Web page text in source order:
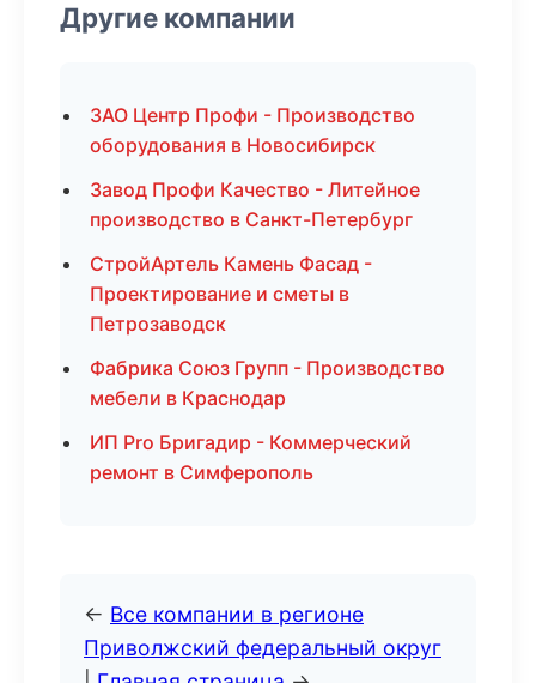
Другие компании
ЗАО Центр Профи - Производство
оборудования в Новосибирск
Завод Профи Качество - Литейное
производство в Санкт-Петербург
СтройАртель Камень Фасад -
Проектирование и сметы в
Петрозаводск
Фабрика Союз Групп - Производство
мебели в Краснодар
ИП Pro Бригадир - Коммерческий
ремонт в Симферополь
← Все компании в регионе
Приволжский федеральный округ